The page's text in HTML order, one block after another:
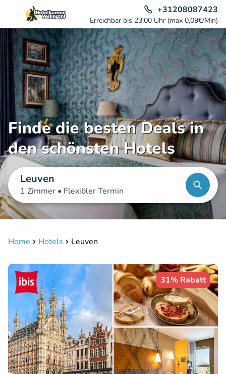
+31208087423
Erreichbar bis 23:00 Uhr (max 0,09€/Min)
Finde die besten Deals in
den schönsten Hotels
Leuven
1 Zimmer • Flexibler Termin
Home Hotels Leuven
31% Rabatt